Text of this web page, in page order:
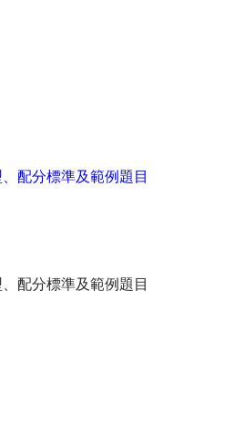
配分標準及範例題目
配分標準及範例題目